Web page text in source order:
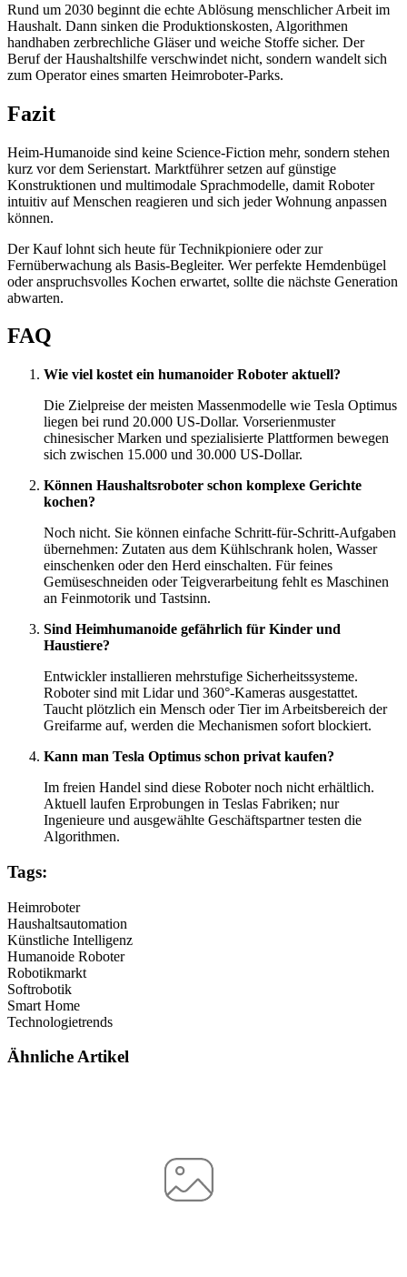
Rund um 2030 beginnt die echte Ablösung menschlicher Arbeit im
Haushalt. Dann sinken die Produktionskosten, Algorithmen
handhaben zerbrechliche Gläser und weiche Stoffe sicher. Der
Beruf der Haushaltshilfe verschwindet nicht, sondern wandelt sich
zum Operator eines smarten Heimroboter-Parks.
Fazit
Heim-Humanoide sind keine Science-Fiction mehr, sondern stehen
kurz vor dem Serienstart. Marktführer setzen auf günstige
Konstruktionen und multimodale Sprachmodelle, damit Roboter
intuitiv auf Menschen reagieren und sich jeder Wohnung anpassen
können.
Der Kauf lohnt sich heute für Technikpioniere oder zur
Fernüberwachung als Basis-Begleiter. Wer perfekte Hemdenbügel
oder anspruchsvolles Kochen erwartet, sollte die nächste Generation
abwarten.
FAQ
Wie viel kostet ein humanoider Roboter aktuell?
Die Zielpreise der meisten Massenmodelle wie Tesla Optimus
liegen bei rund 20.000 US-Dollar. Vorserienmuster
chinesischer Marken und spezialisierte Plattformen bewegen
sich zwischen 15.000 und 30.000 US-Dollar.
Können Haushaltsroboter schon komplexe Gerichte
kochen?
Noch nicht. Sie können einfache Schritt-für-Schritt-Aufgaben
übernehmen: Zutaten aus dem Kühlschrank holen, Wasser
einschenken oder den Herd einschalten. Für feines
Gemüseschneiden oder Teigverarbeitung fehlt es Maschinen
an Feinmotorik und Tastsinn.
Sind Heimhumanoide gefährlich für Kinder und
Haustiere?
Entwickler installieren mehrstufige Sicherheitssysteme.
Roboter sind mit Lidar und 360°-Kameras ausgestattet.
Taucht plötzlich ein Mensch oder Tier im Arbeitsbereich der
Greifarme auf, werden die Mechanismen sofort blockiert.
Kann man Tesla Optimus schon privat kaufen?
Im freien Handel sind diese Roboter noch nicht erhältlich.
Aktuell laufen Erprobungen in Teslas Fabriken; nur
Ingenieure und ausgewählte Geschäftspartner testen die
Algorithmen.
Tags:
Heimroboter
Haushaltsautomation
Künstliche Intelligenz
Humanoide Roboter
Robotikmarkt
Softrobotik
Smart Home
Technologietrends
Ähnliche Artikel